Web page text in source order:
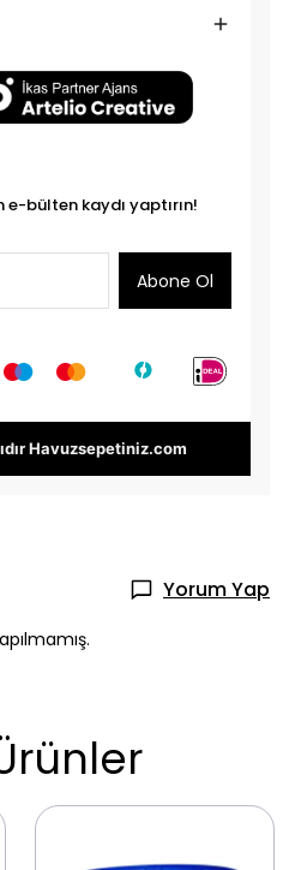
e-bülten kaydı yaptırın!
Abone Ol
Havuzsepetiniz.com
Yorum Yap